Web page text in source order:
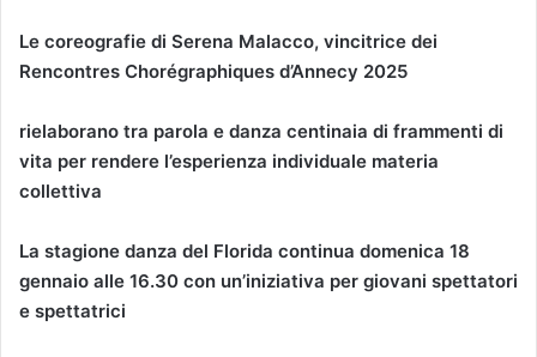
Le coreografie di Serena Malacco, vincitrice dei
Rencontres Chorégraphiques d’Annecy 2025
rielaborano tra parola e danza centinaia di frammenti di
vita per rendere l’esperienza individuale materia
collettiva
La stagione danza del Florida continua domenica 18
gennaio alle 16.30 con un’iniziativa per giovani spettatori
e spettatrici